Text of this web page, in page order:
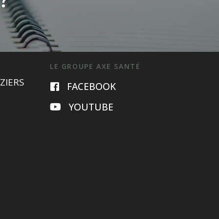
LE GROUPE AXE SANTÉ
FACEBOOK
YOUTUBE